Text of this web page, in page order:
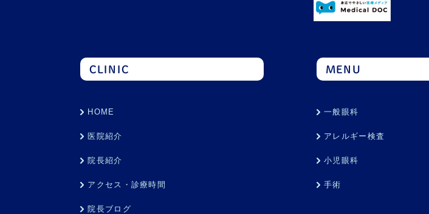
CLINIC
HOME
医院紹介
院長紹介
アクセス・診療時間
院長ブログ
MENU
一般眼科
アレルギー検査
小児眼科
手術